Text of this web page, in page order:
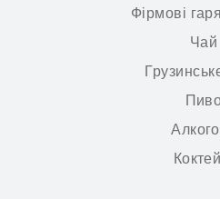
Фірмові
Чай